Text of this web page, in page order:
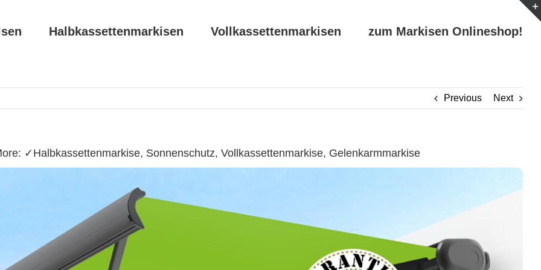
Halbkassettenmarkisen Vollkassettenmarkisen zum Markisen Onlineshop!
Previous Next
✓Halbkassettenmarkise, Sonnenschutz, Vollkassettenmarkise, Gelenkarmmarkise